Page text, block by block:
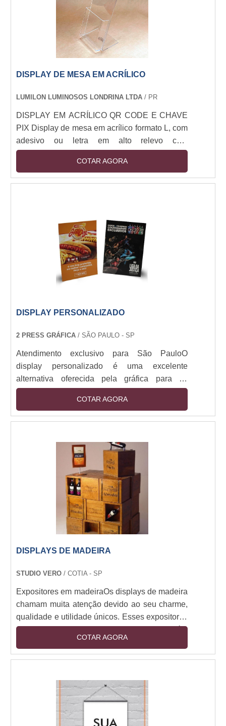
DISPLAY DE MESA EM ACRÍLICO
LUMILON LUMINOSOS LONDRINA LTDA / PR
DISPLAY EM ACRÍLICO QR CODE E CHAVE
PIX Display de mesa em acrílico formato L, com
adesivo ou letra em alto relevo com
informações QR Code e Chave PIX.
COTAR AGORA
DISPLAY PERSONALIZADO
2 PRESS GRÁFICA / SÃO PAULO - SP
Atendimento exclusivo para São PauloO
display personalizado é uma excelente
alternativa oferecida pela gráfica para os
clientes que desejam promover, divulgar
produtos e lançar novas tendências de suas
marcas através do display. Nesse serviço a
que o display irá apresentar e pode
desenvolver uma arte nova, única e moderna
ou conformar a arte com o projeto artístico do
cliente já pronto.Customizaçã....
COTAR AGORA
DISPLAYS DE MADEIRA
STUDIO VERO / COTIA - SP
Expositores em madeiraOs displays de madeira
chamam muita atenção devido ao seu charme,
qualidade e utilidade únicos. Esses expositores
são produzidos neste tipo de material também
podem ser fabricados em diversos formatos,
dimensões e recursos construtivos, gerando
do produtoPor esse motivo, os displays em
madeira podem ser produzidos, também, de
forma personalizada e customizada. São peças
COTAR AGORA